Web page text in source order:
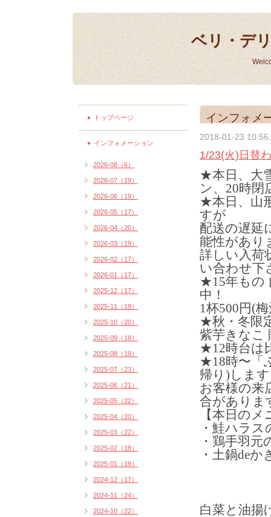
ベリ・デ
インフォメ
2018-01-23
1/23(火)日替
★本日、大
ン、20時閉
★本日、山
すが
配送の遅延
能性があり
詳しい入荷
い合わせ下
★15年もの
中！
1杯500円(
★秋・冬限
紫芋きなこ
★12時台は
★18時〜「
帰り)します
お客様の来
合がありま
【本日の
・鮭ハラ
・鶏手羽
・土鍋de
白菜と油揚
トップページ
インフォメーション
2026-08（6）
2026-07（19）
2026-06（19）
2026-05（17）
2026-04（20）
2026-03（19）
2026-02（17）
2026-01（17）
2025-12（17）
2025-11（19）
2025-10（20）
2025-09（18）
2025-08（19）
2025-07（23）
2025-06（21）
2025-05（22）
2025-04（20）
2025-03（22）
2025-02（18）
2025-01（19）
2024-12（17）
2024-11（24）
2024-10（22）